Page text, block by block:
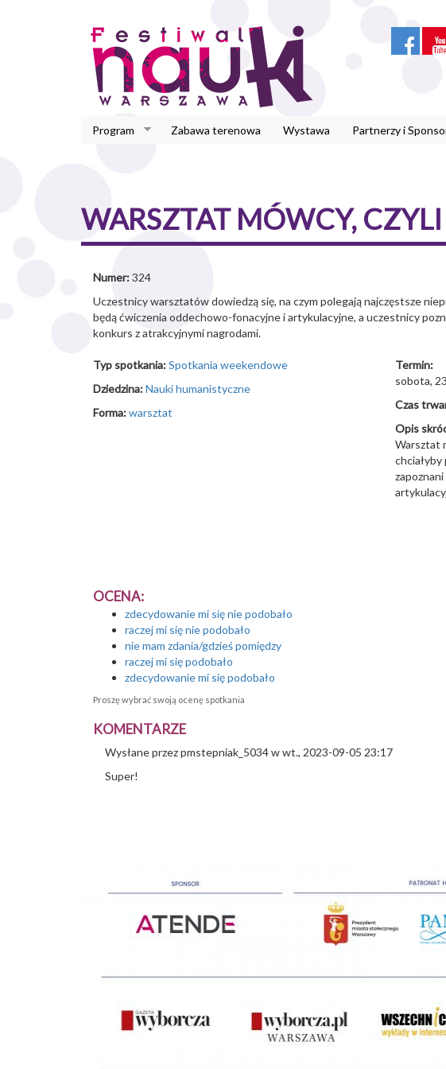
Program Zabawa terenowa Wystawa Partnerzy i
WARSZTAT MÓWCY,
Numer:324
Uczestnicy warsztatów dowiedzą się, na czym polegają najczęstsze
będą ćwiczenia oddechowo-fonacyjne i artykulacyjne, a uczestnicy
konkurs z atrakcyjnymi nagrodami.
Typ spotkania:Spotkania weekendowe
Dziedzina:Nauki humanistyczne
Forma:warsztat
Termin:
sobota,
Czas
Opis
Warsztat
OCENA:
zdecydowanie mi się nie podobało
raczej mi się nie podobało
nie mam zdania/gdzieś pomiędzy
raczej mi się podobało
zdecydowanie mi się podobało
Proszę wybrać swoją ocenę spotkania
KOMENTARZE
Wysłane przezpmstepniak_5034w wt., 2023-09-05 23:17
Super!